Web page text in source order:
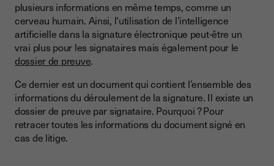
plusieurs informations en même temps, comme un
cerveau humain. Ainsi, l’utilisation de l’intelligence
artificielle dans la signature électronique peut-être un
vrai plus pour les signataires mais également pour le
dossier de preuve.
Ce dernier est un document qui contient l’ensemble des
informations du déroulement de la signature. Il existe un
dossier de preuve par signataire. Pourquoi ? Pour
retracer toutes les informations du document signé en
cas de litige.